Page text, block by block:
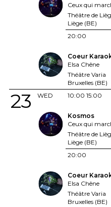
Ceux qui
Théâtre de
Liège (BE)
20:00
Coeur
Elsa Chêne
Théâtre Varia
Bruxelles (BE)
WED
23 10:00 15:00
Kosmos
Ceux qui
Théâtre de
Liège (BE)
20:00
Coeur
Elsa Chêne
Théâtre Varia
Bruxelles (BE)